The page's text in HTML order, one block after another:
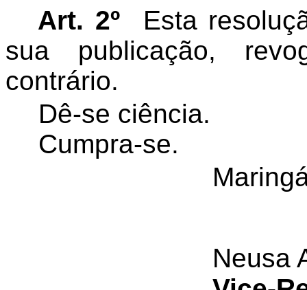
Art. 2º Esta
sua publicação,
contrário.
Dê-se ciência.
Cumpra-se.
Neusa